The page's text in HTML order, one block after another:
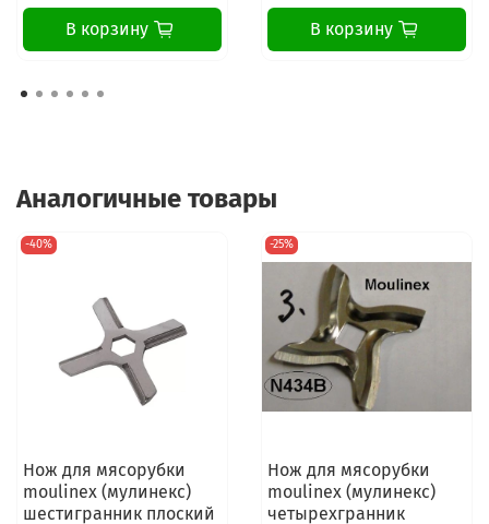
В корзину В корзину
Аналогичные товары
-40%
Нож для мясорубки
moulinex (мулинекс)
шестигранник плоский
-25%
Нож для мясорубки
moulinex (мулинекс)
четырехгранник